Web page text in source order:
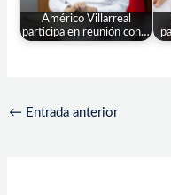
Américo Villarreal
participa en reunión con…
← Entrada anterior